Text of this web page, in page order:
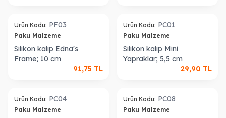
Ürün Kodu: PF03
Paku Malzeme
Silikon kalıp Edna's
Frame; 10 cm
91,75 TL
Ürün Kodu: PC01
Paku Malzeme
Silikon kalıp Mini
Yapraklar; 5,5 cm
29,90 TL
Ürün Kodu: PC04
Paku Malzeme
Ürün Kodu: PC08
Paku Malzeme